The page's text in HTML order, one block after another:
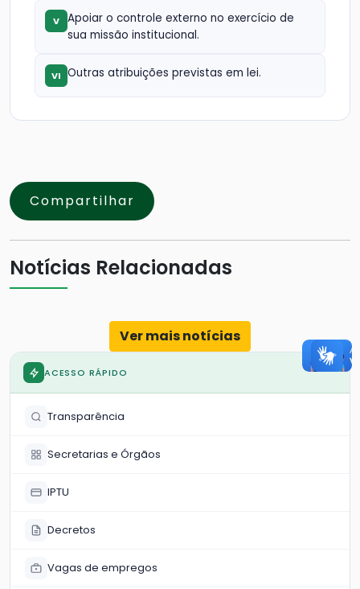
V
Apoiar o controle externo no exercício de
sua missão institucional.
VI Outras atribuições previstas em lei.
Compartilhar
Notícias Relacionadas
Ver mais notícias
ACESSO RÁPIDO
Transparência
Secretarias e Órgãos
IPTU
Decretos
Vagas de empregos